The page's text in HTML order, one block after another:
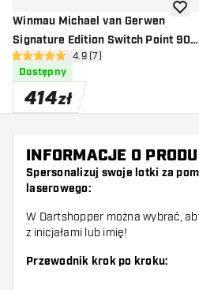
Winmau Michael van Gerwen
Signature Edition Switch Point 90%
- Lotki do Dartaotwórz panel recenzji
4.9 gwiazdki oceny
4.9 (7)
Dostępny
414zł
INFORMACJE O
Spersonalizuj swoje lotki za
laserowego:
W Dartshopper można wybrać,
z inicjałami lub imię!
Przewodnik krok po kroku: